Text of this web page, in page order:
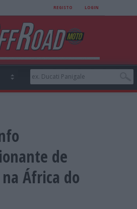
REGISTO LOGIN
de
África do